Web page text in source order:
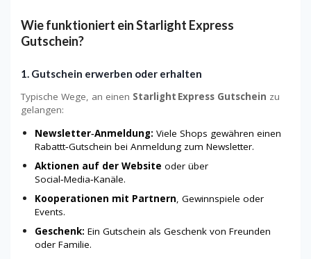
Wie funktioniert ein Starlight Express
Gutschein?
1. Gutschein erwerben oder erhalten
Typische Wege, an einen Starlight Express Gutschein zu
gelangen:
Newsletter‑Anmeldung: Viele Shops gewähren einen
Rabattt‑Gutschein bei Anmeldung zum Newsletter.
Aktionen auf der Website oder über
Social‑Media‑Kanäle.
Kooperationen mit Partnern, Gewinnspiele oder
Events.
Geschenk: Ein Gutschein als Geschenk von Freunden
oder Familie.